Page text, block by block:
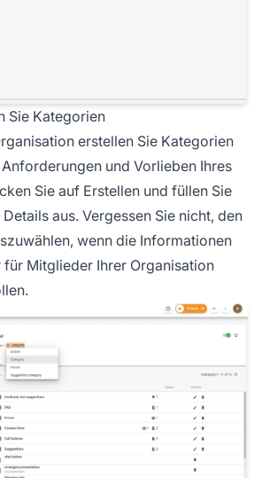
Sie Kategorien
erstellen Sie Kategorien
und Vorlieben Ihres
Sie auf Erstellen und füllen Sie
aus. Vergessen Sie nicht, den
wenn die Informationen
für Mitglieder Ihrer Organisation